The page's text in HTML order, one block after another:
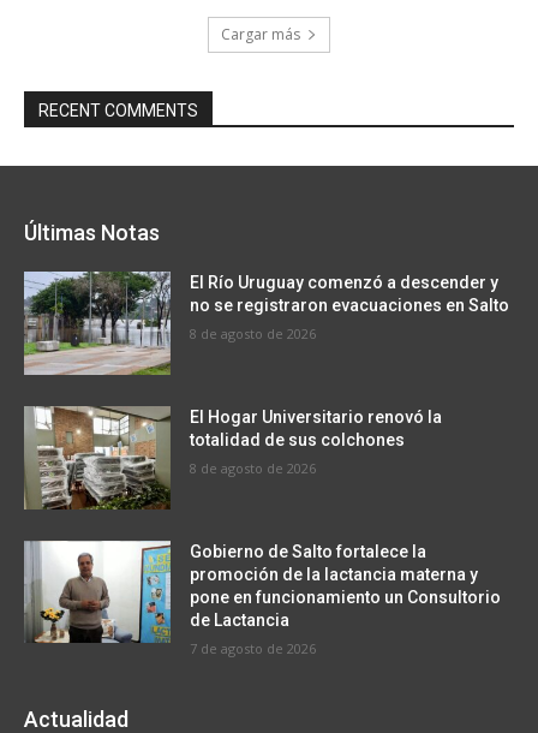
Cargar más
RECENT COMMENTS
Últimas Notas
El Río Uruguay comenzó a descender y
no se registraron evacuaciones en Salto
8 de agosto de 2026
El Hogar Universitario renovó la
totalidad de sus colchones
8 de agosto de 2026
Gobierno de Salto fortalece la
promoción de la lactancia materna y
pone en funcionamiento un Consultorio
de Lactancia
7 de agosto de 2026
Actualidad